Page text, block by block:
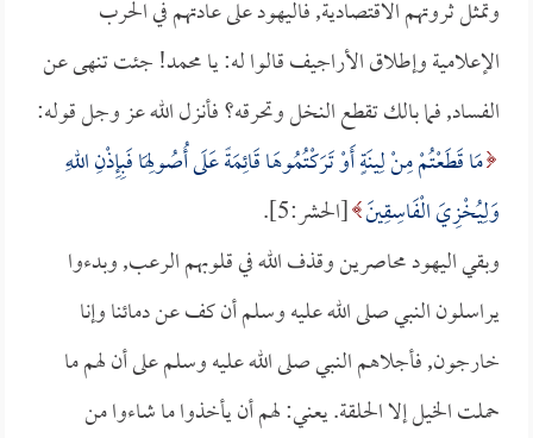
وتمثل ثروتهم الاقتصادية, فاليهود على عادتهم في الحرب
الإعلامية وإطلاق الأراجيف قالوا له: يا محمد! جئت تنهى عن
الفساد, فما بالك تقطع النخل وتحرقه؟ فأنزل الله عز وجل قوله:
مَا قَطَعْتُمْ مِنْ لِينَةٍ أَوْ تَرَكْتُمُوهَا قَائِمَةً عَلَى أُصُولِهَا فَبِإِذْنِ اللهِ
وَلِيُخْزِيَ الْفَاسِقِينَ [الحشر:5].
وبقي اليهود محاصرين وقذف الله في قلوبهم الرعب, وبدءوا
يراسلون النبي صلى الله عليه وسلم أن كف عن دمائنا وإنا
خارجون, فأجلاهم النبي صلى الله عليه وسلم على أن لهم ما
حملت الخيل إلا الحلقة. يعني: لهم أن يأخذوا ما شاءوا من